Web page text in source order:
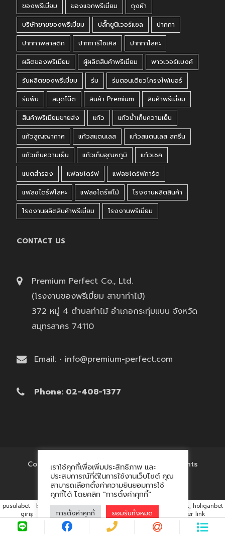
ของพรีเมี่ยม
ของแจกพรีเมี่ยม
ถุงผ้า
บริษัทขายของพรีเมี่ยม
ปลั๊กยูนิเวอร์แซล
ปากกา
ปากกาพลาสติก
ปากการีไซเคิล
ปากกาโลหะ
ผลิตของพรีเมี่ยม
ผู้ผลิตสินค้าพรีเมี่ยม
พาวเวอร์แบงค์
รับผลิตของพรีเมี่ยม
ร่ม
ร่มตอนเดียวโครงไฟเบอร์
ร่มพับ
สมุดโน๊ต สินค้า Premium
สินค้าพรีเมี่ยม
สินค้าพรีเมี่ยมขายส่ง
แก้ว
แก้วน้ำเก็บความเย็น
แก้วสูญญากาศ
แก้วสแตนเลส
แก้วสแตนเลส สกรีน
แก้วเก็บความเย็น
แก้วเก็บอุณหภูมิ
แก้วเชค
แบตสำรอง
แฟลชไดร์ฟ
แฟลชไดร์ฟการ์ด
แฟลชไดร์ฟโลหะ
แฟลชไดร์ฟไม้
โรงงานผลิตสินค้า
โรงงานผลิตสินค้าพรีเมี่ยม
โรงงานพรีเมี่ยม
CONTACT US
Premium Perfect Co., Ltd.
(โรงงานของพรีเมี่ยม สาขาท่าไม้)
372 หมู่ 4 ตำบลท่าไม้ อำเภอกระทุ่มแบน จังหวัด
สมุทรสาคร 74110
Email: • info@premium-perfect.com
Phone: 02-408-1377
Copyright © 2017 'โรงงานของพรีเมี่ยม' All Rights
Reserved.
เราใช้คุกกี้เพื่อเพิ่มประสิทธิภาพ และ
ประสบการณ์ที่ดีในการใช้งานเว็บไซต์ คุณ
สามารถเลือกตั้งค่าความยินยอมการใช้
คุกกี้ได้ โดยคลิก "การตั้งค่าคุกกี้"
การตั้งค่าคุกกี้ ยอมรับทั้งหมด
pusulabet · betyap · avrupabet · matbet, matbet giriş ·
holiganbet, holiganbet
giriş · cratosroyalbet · maxwin hacklink market, kalıcı footer link